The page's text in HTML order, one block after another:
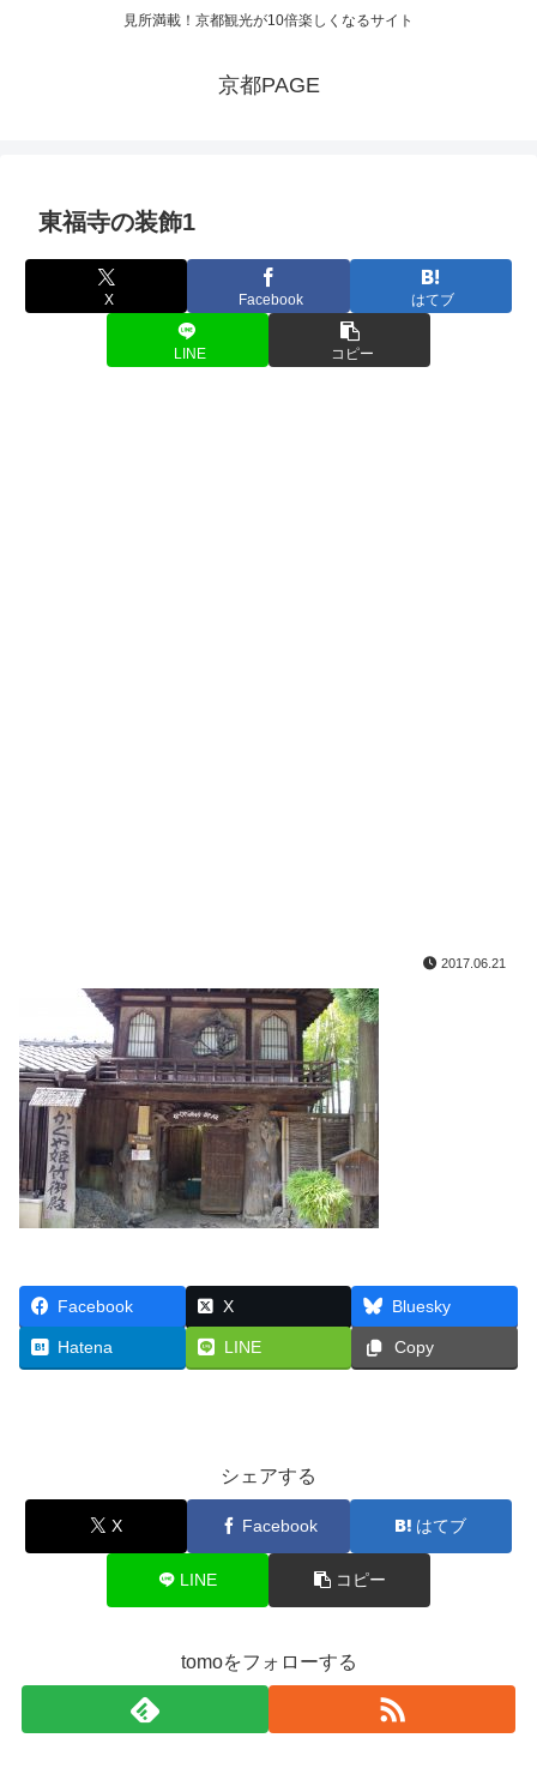
見所満載！京都観光が10倍楽しくなるサイト
京都PAGE
東福寺の装飾1
X Facebook はてブ
LINE コピー
2017.06.21
Facebook X Bluesky
Hatena LINE Copy
シェアする
X Facebook はてブ
LINE コピー
tomoをフォローする